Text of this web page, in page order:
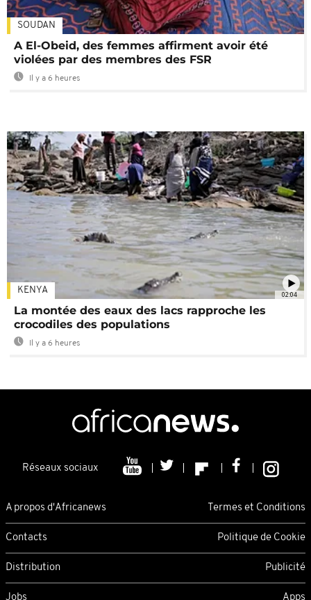
SOUDAN
A El-Obeid, des femmes affirment avoir été
violées par des membres des FSR
Il y a 6 heures
02:04
KENYA
La montée des eaux des lacs rapproche les
crocodiles des populations
Il y a 6 heures
Réseaux sociaux
A propos d'Africanews Termes et Conditions
Contacts Politique de Cookie
Distribution Publicité
Jobs Apps